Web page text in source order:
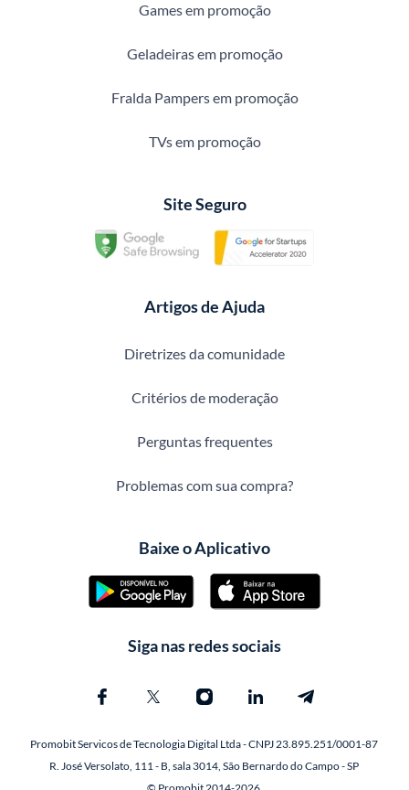
Games em promoção
Geladeiras em promoção
Fralda Pampers em promoção
TVs em promoção
Site Seguro
Artigos de Ajuda
Diretrizes da comunidade
Critérios de moderação
Perguntas frequentes
Problemas com sua compra?
Baixe o Aplicativo
Siga nas redes sociais
Promobit Servicos de Tecnologia Digital Ltda - CNPJ 23.895.251/0001-87
R. José Versolato, 111 - B, sala 3014, São Bernardo do Campo - SP